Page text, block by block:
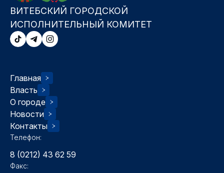
ВИТЕБСКИЙ ГОРОДСКОЙ
ИСПОЛНИТЕЛЬНЫЙ КОМИТЕТ
Главная
Власть
О городе
Новости
Контакты
Телефон:
8 (0212) 43 62 59
Факс: